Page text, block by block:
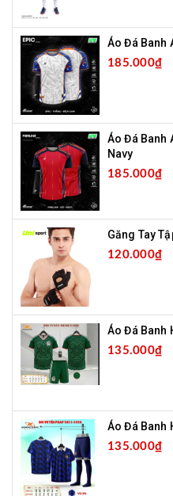
Áo Đá Banh
185.000₫
Áo Đá Banh
Navy
185.000₫
Găng Tay
120.000₫
Áo Đá Banh
135.000₫
Áo Đá Banh
135.000₫